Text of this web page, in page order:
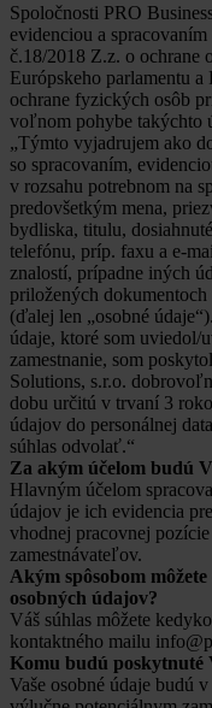
Spoločnosti PRO
evidenciou a
č.18/2018 Z.z. o ochrane
Európskeho parlamentu
ochrane fyzických osôb
voľnom pohybe takýchto
„Týmto vyjadrujem ako
so spracovaním,
v rozsahu potrebnom na
predovšetkým mena,
bydliska, titulu,
telefónu, príp. faxu a e-
znalostí, prípadne iných
priložených
(ďalej len „osobné
údaje, ktoré som uviedol/
zamestnanie, som
Solutions, s.r.o.
dobu určitú v trvaní 3
údajov do personálnej
súhlas odvolať.“
Za akým účelom budú
Hlavným účelom
údajov je ich evidencia
vhodnej pracovnej
zamestnávateľov.
Akým spôsobom
osobných údajov?
Váš súhlas môžete
kontaktného mailu
Komu budú poskytnuté
Vaše osobné údaje budú